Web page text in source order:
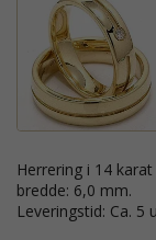
Herrering i 14
bredde: 6,0 mm.
Leveringstid: Ca. 5